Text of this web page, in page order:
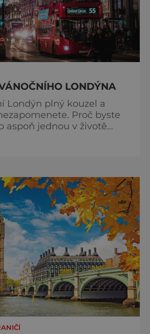
LONDÝNA
Londýn plný kouzel a
Proč byste
aspoň jednou v životě
v roce? Nákupy, bruslení,
Angličané milují
neodmyslitelné předvánoční
všech věkových k